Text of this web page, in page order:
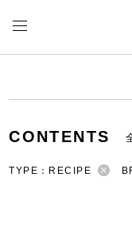
CONTENTS
TYPE：RECIPE